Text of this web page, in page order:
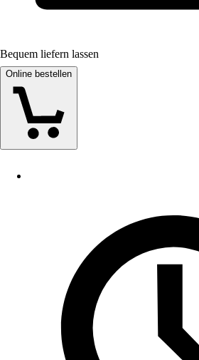
Bequem liefern lassen
Online bestellen